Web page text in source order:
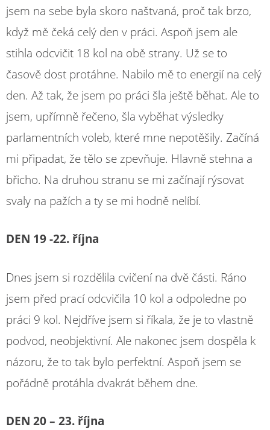
jsem na sebe byla skoro naštvaná, proč tak brzo,
když mě čeká celý den v práci. Aspoň jsem ale
stihla odcvičit 18 kol na obě strany. Už se to
časově dost protáhne. Nabilo mě to energií na celý
den. Až tak, že jsem po práci šla ještě běhat. Ale to
jsem, upřímně řečeno, šla vyběhat výsledky
parlamentních voleb, které mne nepotěšily. Začíná
mi připadat, že tělo se zpevňuje. Hlavně stehna a
břicho. Na druhou stranu se mi začínají rýsovat
svaly na pažích a ty se mi hodně nelíbí.
DEN 19 -22. října
Dnes jsem si rozdělila cvičení na dvě části. Ráno
jsem před prací odcvičila 10 kol a odpoledne po
práci 9 kol. Nejdříve jsem si říkala, že je to vlastně
podvod, neobjektivní. Ale nakonec jsem dospěla k
názoru, že to tak bylo perfektní. Aspoň jsem se
pořádně protáhla dvakrát během dne.
DEN 20 – 23. října